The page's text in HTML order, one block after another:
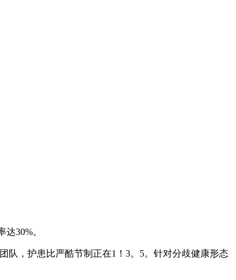
30%。
，护患比严酷节制正在1！3。5。针对分歧健康形态